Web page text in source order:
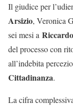
Il giudice per
Arsizio, Veronica
sei mesi a
del processo con
all’indebita
Cittadinanza.
La cifra